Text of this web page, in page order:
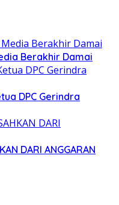
Berakhir Damai
DPC Gerindra
DARI ANGGARAN